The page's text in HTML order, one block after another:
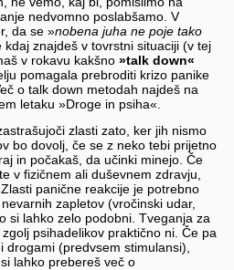
nedvomno poslabšamo. V
da se »nobena juha ne poje tako
kdaj znajdeš v tovrstni situaciji (v tej
v rokavu kakšno »talk down«
pomagala prebroditi krizo panike
o talk down metodah najdeš na
letaku »Droge in psiha«.
zlasti zato, ker jih nismo
bo dovolj, če se z neko tebi prijetno
in počakaš, da učinki minejo. Če
v fizičnem ali duševnem zdravju,
panične reakcije je potrebno
zapletov (vročinski udar,
si lahko zelo podobni. Tveganja za
psihadelikov praktično ni. Če pa
drogami (predvsem stimulansi),
lahko prebereš več o